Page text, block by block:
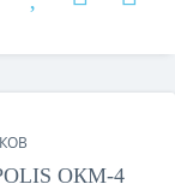
ОКМ-4